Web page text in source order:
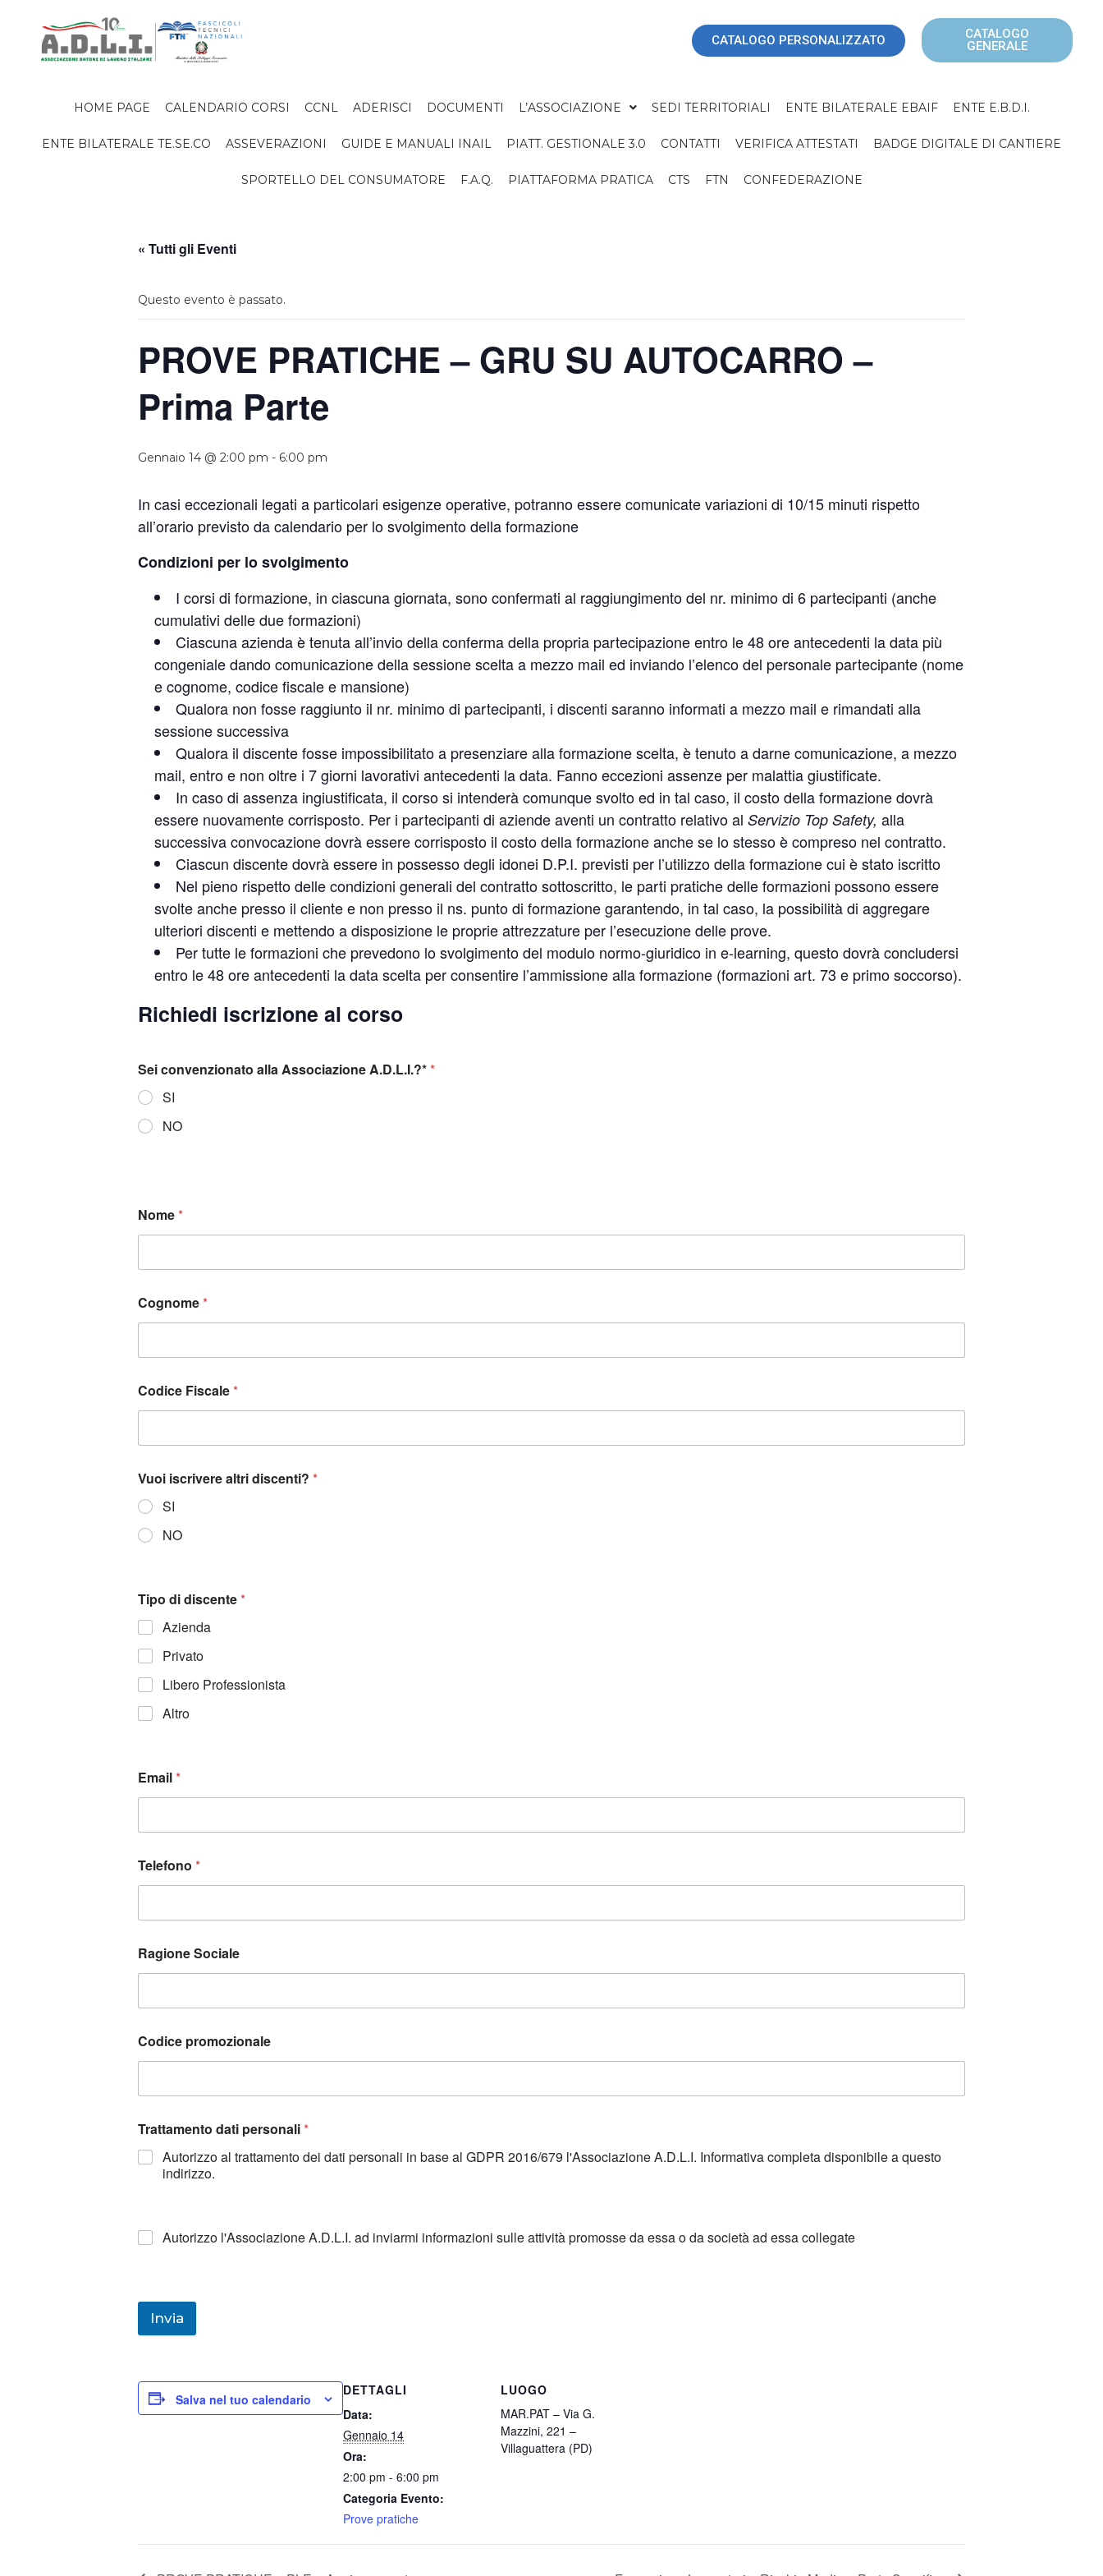
CATALOGO PERSONALIZZATO
CATALOGO
GENERALE
HOME PAGE CALENDARIO CORSI CCNL ADERISCI DOCUMENTI L’ASSOCIAZIONE SEDI TERRITORIALI ENTE BILATERALE EBAIF ENTE E.B.D.I.
ENTE BILATERALE TE.SE.CO ASSEVERAZIONI GUIDE E MANUALI INAIL PIATT. GESTIONALE 3.0 CONTATTI VERIFICA ATTESTATI BADGE DIGITALE DI CANTIERE
SPORTELLO DEL CONSUMATORE F.A.Q. PIATTAFORMA PRATICA CTS FTN CONFEDERAZIONE
« Tutti gli Eventi
Questo evento è passato.
PROVE PRATICHE – GRU SU AUTOCARRO –
Prima Parte
Gennaio 14 @ 2:00 pm - 6:00 pm
In casi eccezionali legati a particolari esigenze operative, potranno essere comunicate variazioni di 10/15 minuti rispetto
all’orario previsto da calendario per lo svolgimento della formazione
Condizioni per lo svolgimento
I corsi di formazione, in ciascuna giornata, sono confermati al raggiungimento del nr. minimo di 6 partecipanti (anche
cumulativi delle due formazioni)
Ciascuna azienda è tenuta all’invio della conferma della propria partecipazione entro le 48 ore antecedenti la data più
congeniale dando comunicazione della sessione scelta a mezzo mail ed inviando l’elenco del personale partecipante (nome
e cognome, codice fiscale e mansione)
Qualora non fosse raggiunto il nr. minimo di partecipanti, i discenti saranno informati a mezzo mail e rimandati alla
sessione successiva
Qualora il discente fosse impossibilitato a presenziare alla formazione scelta, è tenuto a darne comunicazione, a mezzo
mail, entro e non oltre i 7 giorni lavorativi antecedenti la data. Fanno eccezioni assenze per malattia giustificate.
In caso di assenza ingiustificata, il corso si intenderà comunque svolto ed in tal caso, il costo della formazione dovrà
essere nuovamente corrisposto. Per i partecipanti di aziende aventi un contratto relativo al Servizio Top Safety, alla
successiva convocazione dovrà essere corrisposto il costo della formazione anche se lo stesso è compreso nel contratto.
Ciascun discente dovrà essere in possesso degli idonei D.P.I. previsti per l’utilizzo della formazione cui è stato iscritto
Nel pieno rispetto delle condizioni generali del contratto sottoscritto, le parti pratiche delle formazioni possono essere
svolte anche presso il cliente e non presso il ns. punto di formazione garantendo, in tal caso, la possibilità di aggregare
ulteriori discenti e mettendo a disposizione le proprie attrezzature per l’esecuzione delle prove.
Per tutte le formazioni che prevedono lo svolgimento del modulo normo-giuridico in e-learning, questo dovrà concludersi
entro le 48 ore antecedenti la data scelta per consentire l’ammissione alla formazione (formazioni art. 73 e primo soccorso).
Richiedi iscrizione al corso
Sei convenzionato alla Associazione A.D.L.I.?**
SI
NO
Nome*
Cognome*
Codice Fiscale*
Vuoi iscrivere altri discenti? *
SI
NO
Tipo di discente*
Azienda
Privato
Libero Professionista
Altro
Email*
Telefono *
Ragione Sociale
Codice promozionale
Trattamento dati personali*
Autorizzo al trattamento dei dati personali in base al GDPR 2016/679 l'Associazione A.D.L.I. Informativa completa disponibile a questo
indirizzo.
Autorizzo l'Associazione A.D.L.I. ad inviarmi informazioni sulle attività promosse da essa o da società ad essa collegate
Invia
Salva nel tuo calendario
DETTAGLI
Data:
Gennaio 14
Ora:
2:00 pm - 6:00 pm
Categoria Evento:
Prove pratiche
LUOGO
MAR.PAT – Via G.
Mazzini, 221 –
Villaguattera (PD)